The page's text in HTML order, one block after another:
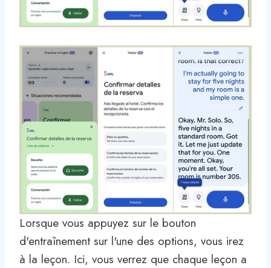
Lorsque vous appuyez sur le bouton
d'entraînement sur l'une des options, vous irez
à la leçon. Ici, vous verrez que chaque leçon a